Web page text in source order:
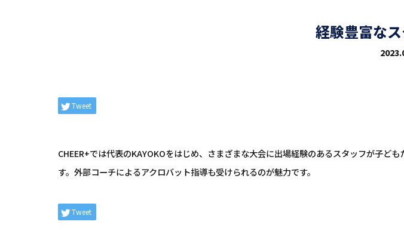
経験豊富な
Tweet
CHEER+では代表のKAYOKOをはじめ、さまざまな大会に出場経験のあるスタッフが子ど
す。外部コーチによるアクロバット指導も受けられるのが魅力です。
Tweet